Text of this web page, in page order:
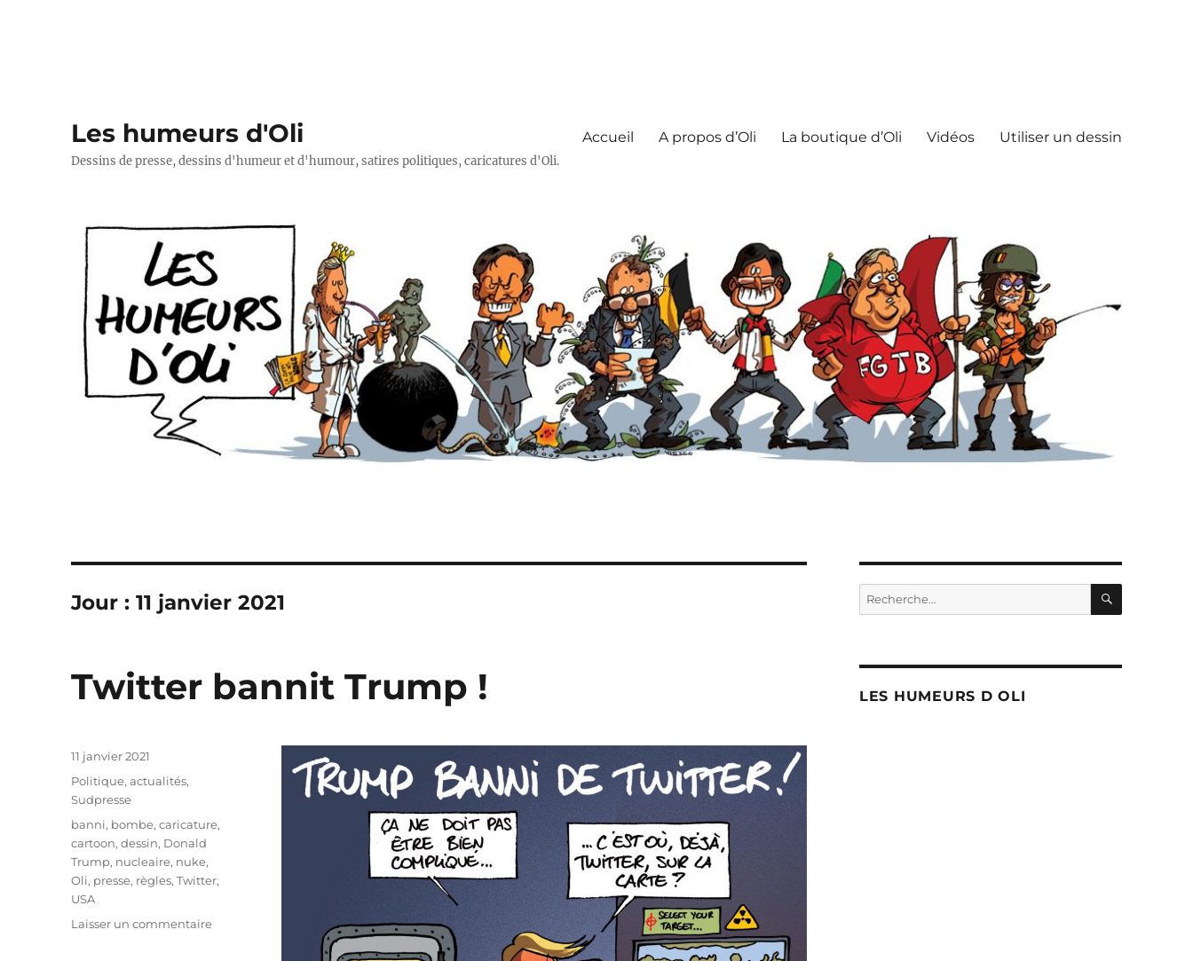
Les humeurs d'Oli
Dessins de presse, dessins d'humeur et d'humour, satires politiques, caricatures d'Oli.
Accueil A propos d’Oli La boutique d’Oli Vidéos Utiliser un dessin
Jour :11 janvier 2021
Twitter bannit Trump !
Publié
11 janvier 2021
Catégories
Politique, actualités,
Sudpresse
Étiquettes
banni, bombe,caricature,
cartoon,dessin, Donald
Trump, nucleaire, nuke,
Oli, presse, règles,Twitter,
USA
Laisser un commentairesur
Recherche
pour :
LES HUMEURS D OLI